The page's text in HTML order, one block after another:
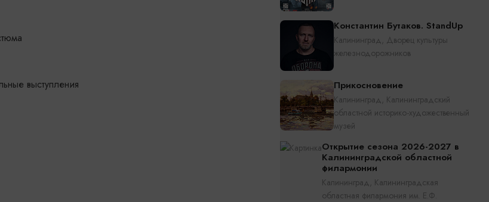
выступления
Константин Бутаков. StandUp
Калининград, Дворец культуры
железнодорожников
Прикосновение
Калининград, Калининградский
областной историко-художественный
музей
Открытие сезона 2026-2027 в
Калининградской областной
филармонии
Калининград, Калининградская
областная филармония им. Е.Ф.